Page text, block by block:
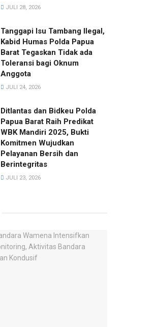
JULI 28, 2026
Tanggapi Isu Tambang Ilegal,
Kabid Humas Polda Papua
Barat Tegaskan Tidak ada
Toleransi bagi Oknum
Anggota
JULI 24, 2026
Ditlantas dan Bidkeu Polda
Papua Barat Raih Predikat
WBK Mandiri 2025, Bukti
Komitmen Wujudkan
Pelayanan Bersih dan
Berintegritas
JULI 23, 2026